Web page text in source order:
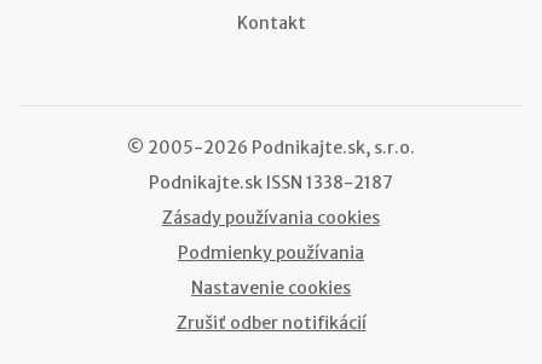
Kontakt
© 2005-2026 Podnikajte.sk, s.r.o.
Podnikajte.sk ISSN 1338-2187
Zásady používania cookies
Podmienky používania
Nastavenie cookies
Zrušiť odber notifikácií